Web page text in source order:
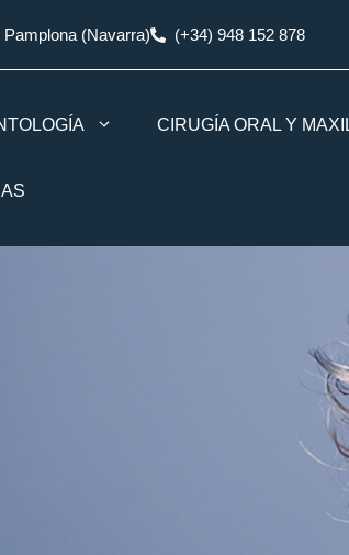
(Navarra) (+34) 948 152 878
CIRUGÍA ORAL Y